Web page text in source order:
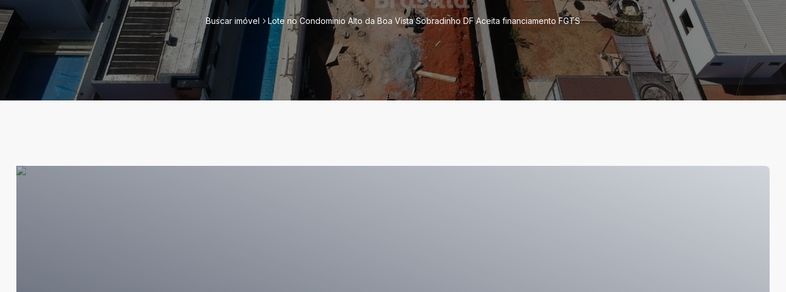
Buscar imóvel Lote no Condominio Alto da Boa Vista Sobradinho DF Aceita financiamento FGTS